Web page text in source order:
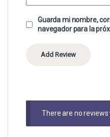
Guarda mi nombre,
navegador para la
There are no reviews